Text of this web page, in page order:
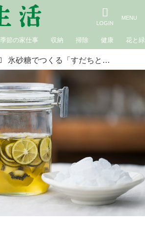
季節の家仕事 収納 掃除 健康 花と緑
氷砂糖でつくる「すだちとキウイのビネガー」のつくり方と、2つのアレンジレシピ。秋の食卓に“旬の果実”のおいしさを｜氷砂糖で楽しむ家仕事／榎本美沙さん